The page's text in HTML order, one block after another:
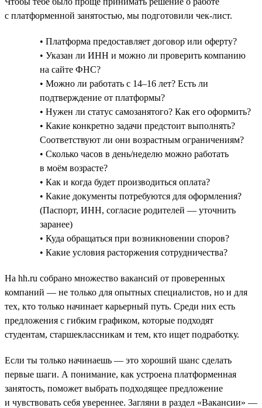
с платформенной занятостью, мы подготовили чек-лист.
• Платформа предоставляет договор или оферту?
• Указан ли ИНН и можно ли проверить компанию
на сайте ФНС?
• Можно ли работать с 14–16 лет? Есть ли
подтверждение от платформы?
• Нужен ли статус самозанятого? Как его оформить?
• Какие конкретно задачи предстоит выполнять?
Соответствуют ли они возрастным ограничениям?
• Сколько часов в день/неделю можно работать
в моём возрасте?
• Как и когда будет производиться оплата?
• Какие документы потребуются для оформления?
(Паспорт, ИНН, согласие родителей — уточнить
заранее)
• Куда обращаться при возникновении споров?
• Какие условия расторжения сотрудничества?
На hh.ru собрано множество вакансий от проверенных
компаний — не только для опытных специалистов, но и для
тех, кто только начинает карьерный путь. Среди них есть
предложения с гибким графиком, которые подходят
студентам, старшеклассникам и тем, кто ищет подработку.
Если ты только начинаешь — это хороший шанс сделать
первые шаги. А понимание, как устроена платформенная
занятость, поможет выбрать подходящее предложение
и чувствовать себя увереннее. Загляни в раздел «Вакансии» —